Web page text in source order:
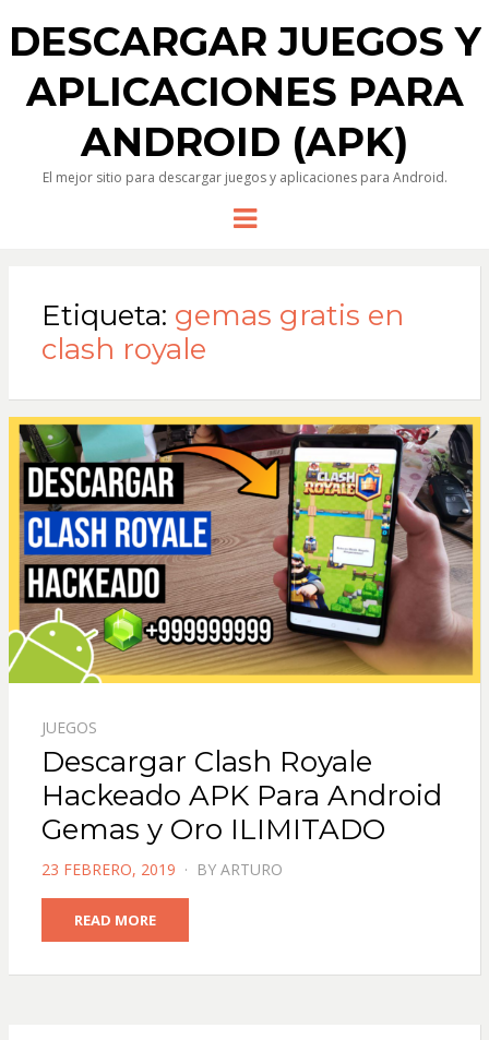
DESCARGAR JUEGOS Y
APLICACIONES PARA
ANDROID (APK)
El mejor sitio para descargar juegos y aplicaciones para Android.
Menu
Etiqueta: gemas gratis en
clash royale
JUEGOS
Descargar Clash Royale
Hackeado APK Para Android
Gemas y Oro ILIMITADO
POSTED
23 FEBRERO, 2019 BY ARTURO
READ MORE